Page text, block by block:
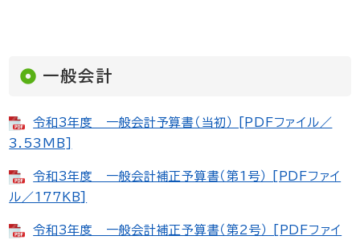
一般会計
令和3年度 一般会計予算書（当初） [PDFファイル／
3.53MB]
令和3年度 一般会計補正予算書（第1号） [PDFファイ
ル／177KB]
令和3年度 一般会計補正予算書（第2号） [PDFファイ